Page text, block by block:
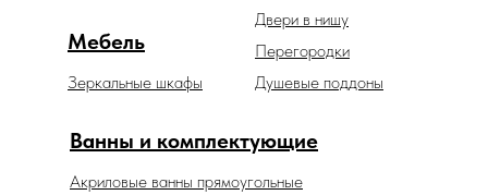
Ванны и комплектующие
Акриловые ванны прямоугольные
Зеркальные шкафы
Мебель
Двери в нишу
Перегородки
Душевые поддоны